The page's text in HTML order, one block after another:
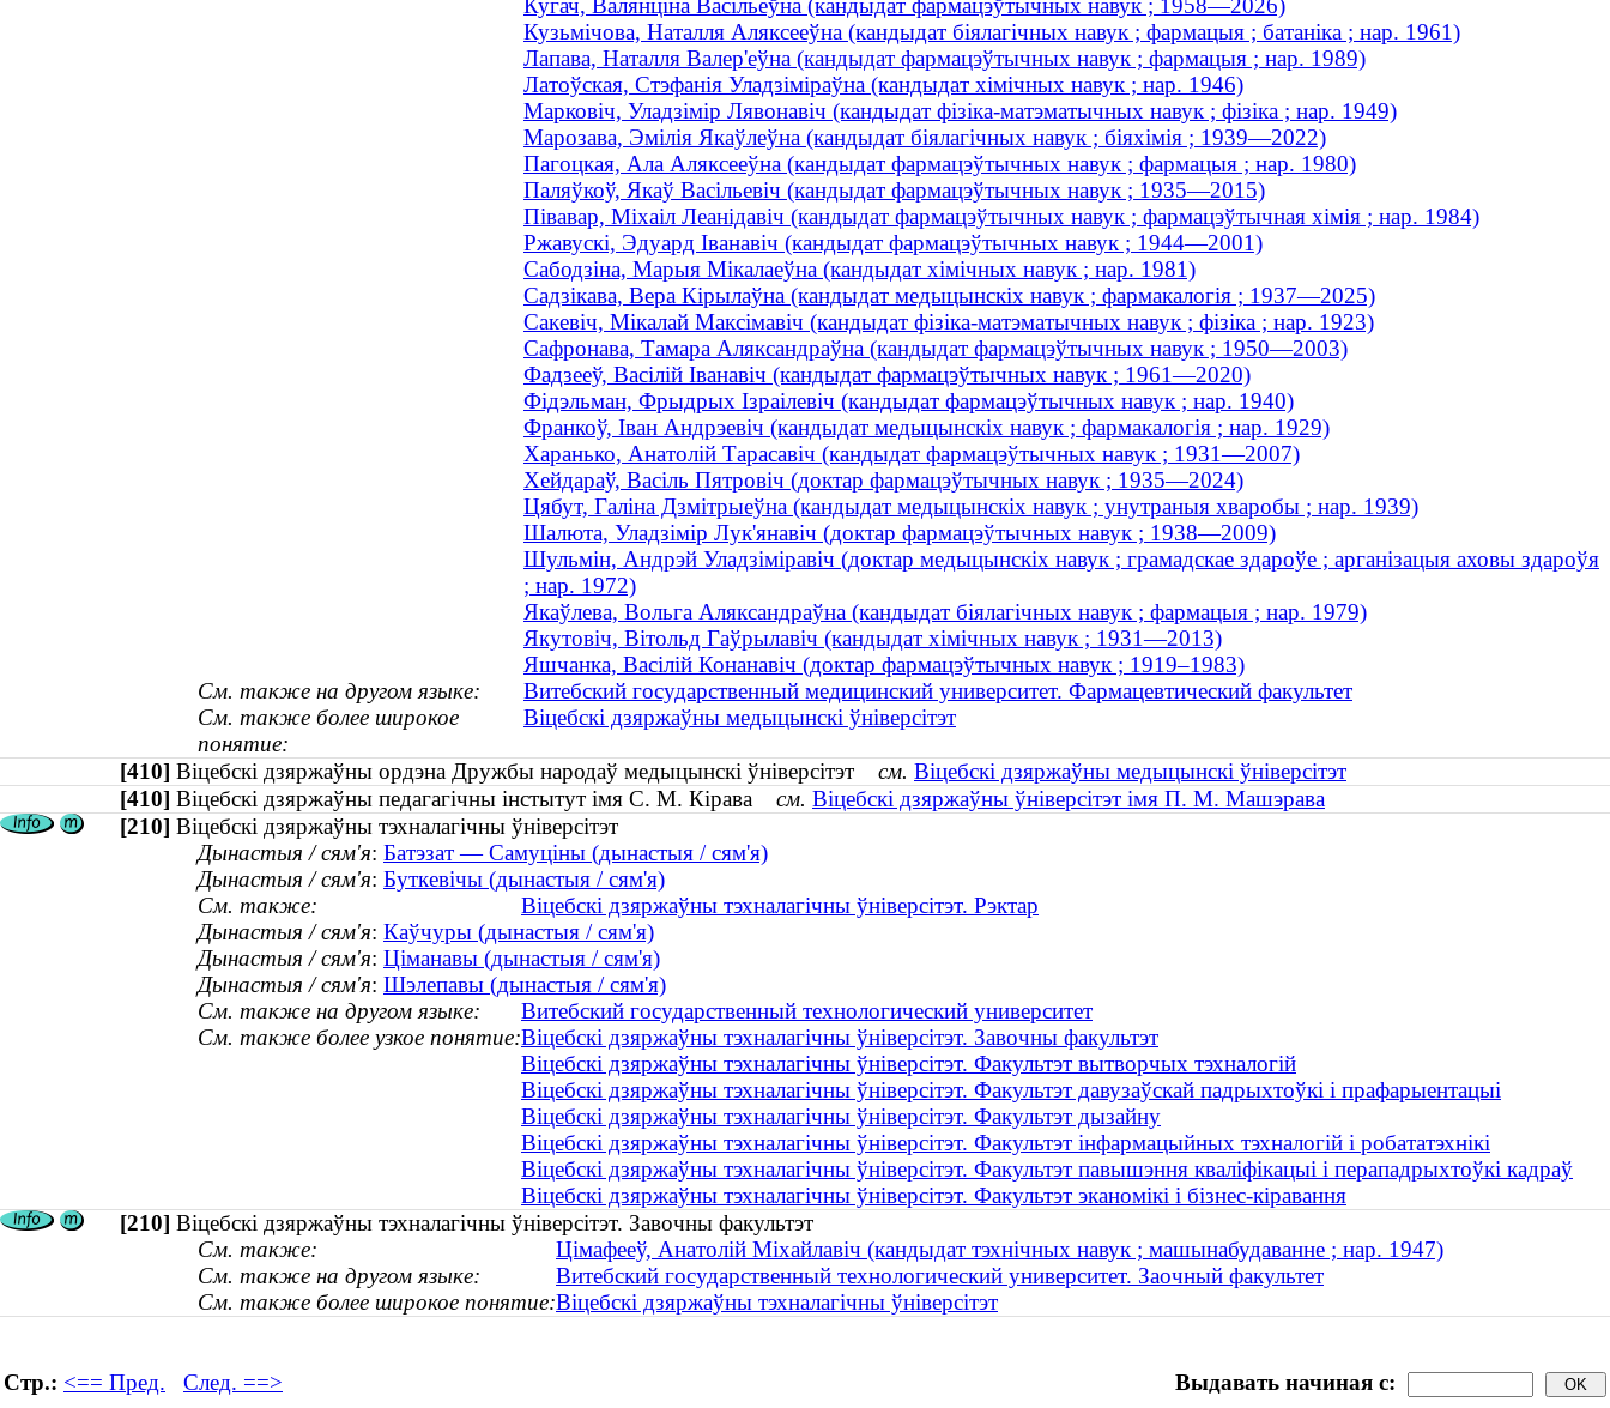
Кугач, Валянціна Васільеўна (кандыдат фармацэўтычных навук ; 1958—2026)
Кузьмічова, Наталля Аляксееўна (кандыдат біялагічных навук ; фармацыя ; батаніка ; нар. 1961)
Лапава, Наталля Валер'еўна (кандыдат фармацэўтычных навук ; фармацыя ; нар. 1989)
Латоўская, Стэфанія Уладзіміраўна (кандыдат хімічных навук ; нар. 1946)
Марковіч, Уладзімір Лявонавіч (кандыдат фізіка-матэматычных навук ; фізіка ; нар. 1949)
Марозава, Эмілія Якаўлеўна (кандыдат біялагічных навук ; біяхімія ; 1939—2022)
Пагоцкая, Ала Аляксееўна (кандыдат фармацэўтычных навук ; фармацыя ; нар. 1980)
Паляўкоў, Якаў Васільевіч (кандыдат фармацэўтычных навук ; 1935—2015)
Півавар, Міхаіл Леанідавіч (кандыдат фармацэўтычных навук ; фармацэўтычная хімія ; нар. 1984)
Ржавускі, Эдуард Іванавіч (кандыдат фармацэўтычных навук ; 1944—2001)
Сабодзіна, Марыя Мікалаеўна (кандыдат хімічных навук ; нар. 1981)
Садзікава, Вера Кірылаўна (кандыдат медыцынскіх навук ; фармакалогія ; 1937—2025)
Сакевіч, Мікалай Максімавіч (кандыдат фізіка-матэматычных навук ; фізіка ; нар. 1923)
Сафронава, Тамара Аляксандраўна (кандыдат фармацэўтычных навук ; 1950—2003)
Фадзееў, Васілій Іванавіч (кандыдат фармацэўтычных навук ; 1961—2020)
Фідэльман, Фрыдрых Ізраілевіч (кандыдат фармацэўтычных навук ; нар. 1940)
Франкоў, Іван Андрэевіч (кандыдат медыцынскіх навук ; фармакалогія ; нар. 1929)
Харанько, Анатолій Тарасавіч (кандыдат фармацэўтычных навук ; 1931—2007)
Хейдараў, Васіль Пятровіч (доктар фармацэўтычных навук ; 1935—2024)
Цябут, Галіна Дзмітрыеўна (кандыдат медыцынскіх навук ; унутраныя хваробы ; нар. 1939)
Шалюта, Уладзімір Лук'янавіч (доктар фармацэўтычных навук ; 1938—2009)
Шульмін, Андрэй Уладзіміравіч (доктар медыцынскіх навук ; грамадскае здароўе ; арганізацыя аховы здароўя
; нар. 1972)
Якаўлева, Вольга Аляксандраўна (кандыдат біялагічных навук ; фармацыя ; нар. 1979)
Якутовіч, Вітольд Гаўрылавіч (кандыдат хімічных навук ; 1931—2013)
Яшчанка, Васілій Конанавіч (доктар фармацэўтычных навук ; 1919–1983)
См. также на другом языке:
Витебский государственный медицинский университет. Фармацевтический факультет
См. также более широкое
понятие:
Віцебскі дзяржаўны медыцынскі ўніверсітэт
[410] Віцебскі дзяржаўны ордэна Дружбы народаў медыцынскі ўніверсітэт см. Віцебскі дзяржаўны медыцынскі ўніверсітэт
[410] Віцебскі дзяржаўны педагагічны інстытут імя С. М. Кірава см. Віцебскі дзяржаўны ўніверсітэт імя П. М. Машэрава
[210] Віцебскі дзяржаўны тэхналагічны ўніверсітэт
Дынастыя / сям'я: Батэзат — Самуціны (дынастыя / сям'я)
Дынастыя / сям'я: Буткевічы (дынастыя / сям'я)
См. также:
Віцебскі дзяржаўны тэхналагічны ўніверсітэт. Рэктар
Дынастыя / сям'я: Каўчуры (дынастыя / сям'я)
Дынастыя / сям'я: Ціманавы (дынастыя / сям'я)
Дынастыя / сям'я: Шэлепавы (дынастыя / сям'я)
См. также на другом языке:
Витебский государственный технологический университет
См. также более узкое понятие:Віцебскі дзяржаўны тэхналагічны ўніверсітэт. Завочны факультэт
Віцебскі дзяржаўны тэхналагічны ўніверсітэт. Факультэт вытворчых тэхналогій
Віцебскі дзяржаўны тэхналагічны ўніверсітэт. Факультэт давузаўскай падрыхтоўкі і прафарыентацыі
Віцебскі дзяржаўны тэхналагічны ўніверсітэт. Факультэт дызайну
Віцебскі дзяржаўны тэхналагічны ўніверсітэт. Факультэт інфармацыйных тэхналогій і робататэхнікі
Віцебскі дзяржаўны тэхналагічны ўніверсітэт. Факультэт павышэння кваліфікацыі і перападрыхтоўкі кадраў
Віцебскі дзяржаўны тэхналагічны ўніверсітэт. Факультэт эканомікі і бізнес-кіравання
[210] Віцебскі дзяржаўны тэхналагічны ўніверсітэт. Завочны факультэт
См. также:
Цімафееў, Анатолій Міхайлавіч (кандыдат тэхнічных навук ; машынабудаванне ; нар. 1947)
См. также на другом языке:
Витебский государственный технологический университет. Заочный факультет
См. также более широкое понятие:Віцебскі дзяржаўны тэхналагічны ўніверсітэт
Стр.: <== Пред. След. ==> Выдавать начиная с: